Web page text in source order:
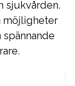
sjukvården.
möjligheter